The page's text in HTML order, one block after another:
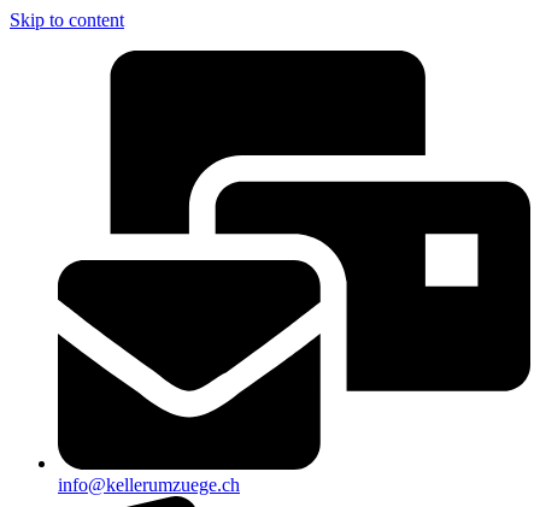
Skip to content
info@kellerumzuege.ch